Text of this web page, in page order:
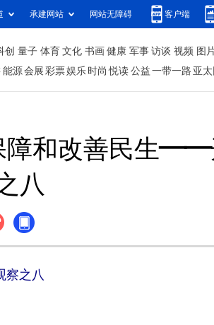
承建网站 网站无障碍 客户端
创 量子 体育 文化 书画 健康 军事 访谈 视频 图
能源 会展 彩票娱乐 时尚 悦读 公益 一带一路 亚太
障和改善民生——
八
之八